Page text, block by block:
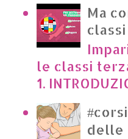
Ma
classi
le classi
1.
delle